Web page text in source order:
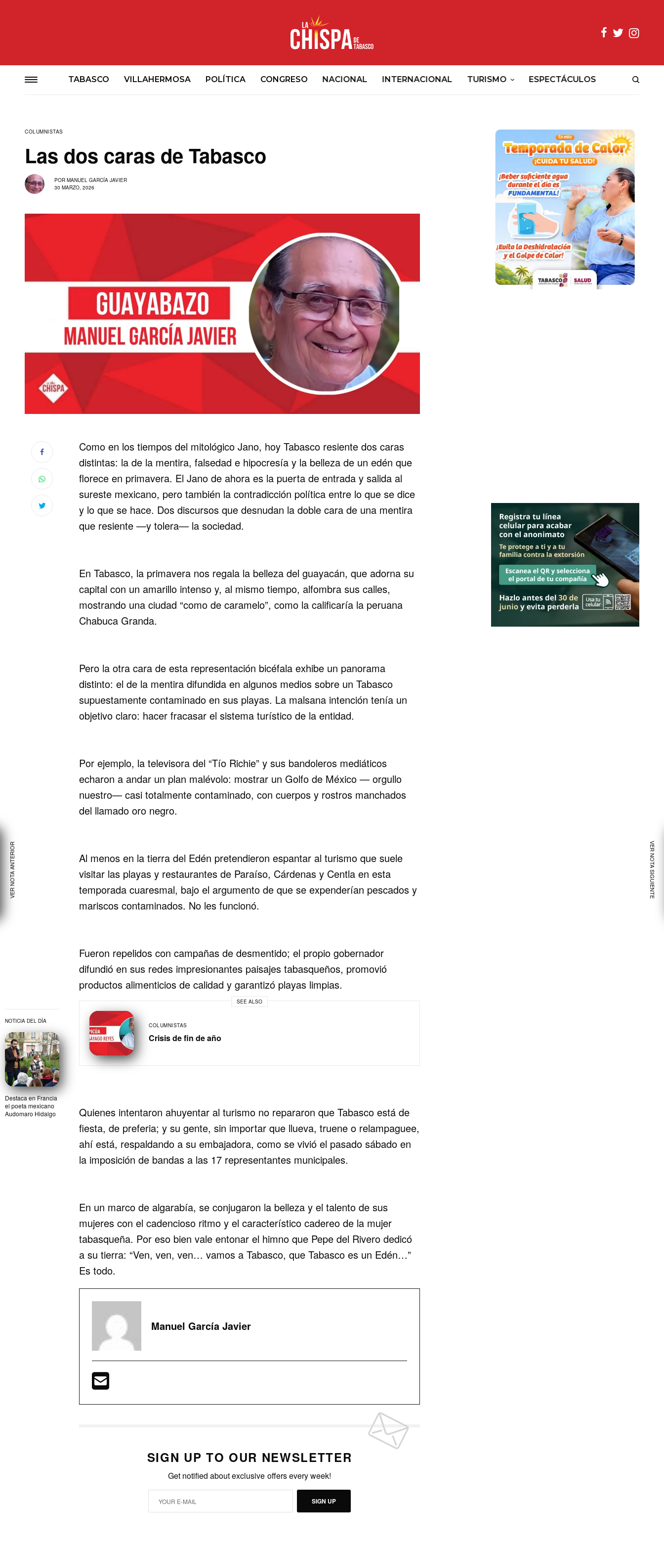
TABASCO VILLAHERMOSA POLÍTICA CONGRESO NACIONAL INTERNACIONAL TURISMO ESPECTÁCULOS
COLUMNISTAS
Las dos caras de Tabasco
POR MANUEL GARCÍA JAVIER
30 MARZO, 2026
NOTICIA DEL DÍA
Destaca en Francia
el poeta mexicano
Audomaro Hidalgo
Como en los tiempos del mitológico Jano, hoy Tabasco resiente dos caras
distintas: la de la mentira, falsedad e hipocresía y la belleza de un edén que
florece en primavera. El Jano de ahora es la puerta de entrada y salida al
sureste mexicano, pero también la contradicción política entre lo que se dice
y lo que se hace. Dos discursos que desnudan la doble cara de una mentira
que resiente —y tolera— la sociedad.
En Tabasco, la primavera nos regala la belleza del guayacán, que adorna su
capital con un amarillo intenso y, al mismo tiempo, alfombra sus calles,
mostrando una ciudad “como de caramelo”, como la calificaría la peruana
Chabuca Granda.
Pero la otra cara de esta representación bicéfala exhibe un panorama
distinto: el de la mentira difundida en algunos medios sobre un Tabasco
supuestamente contaminado en sus playas. La malsana intención tenía un
objetivo claro: hacer fracasar el sistema turístico de la entidad.
Por ejemplo, la televisora del “Tío Richie” y sus bandoleros mediáticos
echaron a andar un plan malévolo: mostrar un Golfo de México — orgullo
nuestro— casi totalmente contaminado, con cuerpos y rostros manchados
del llamado oro negro.
Al menos en la tierra del Edén pretendieron espantar al turismo que suele
visitar las playas y restaurantes de Paraíso, Cárdenas y Centla en esta
temporada cuaresmal, bajo el argumento de que se expenderían pescados y
mariscos contaminados. No les funcionó.
Fueron repelidos con campañas de desmentido; el propio gobernador
difundió en sus redes impresionantes paisajes tabasqueños, promovió
productos alimenticios de calidad y garantizó playas limpias.
SEE ALSO
COLUMNISTAS
Crisis de fin de año
Quienes intentaron ahuyentar al turismo no repararon que Tabasco está de
fiesta, de preferia; y su gente, sin importar que llueva, truene o relampaguee,
ahí está, respaldando a su embajadora, como se vivió el pasado sábado en
la imposición de bandas a las 17 representantes municipales.
En un marco de algarabía, se conjugaron la belleza y el talento de sus
mujeres con el cadencioso ritmo y el característico cadereo de la mujer
tabasqueña. Por eso bien vale entonar el himno que Pepe del Rivero dedicó
a su tierra: “Ven, ven, ven… vamos a Tabasco, que Tabasco es un Edén…”
Es todo.
Manuel García Javier
SIGN UP TO OUR NEWSLETTER
Get notified about exclusive offers every week!
SIGN UP
VER NOTA ANTERIOR VER NOTA SIGUIENTE